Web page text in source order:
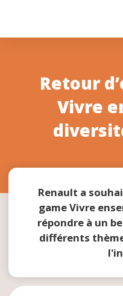
Retour
Vivre
Renault a
game Vivre
répondre à un
différents